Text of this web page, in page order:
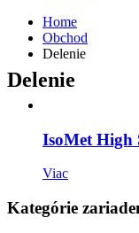
Home
Obchod
Delenie
Delenie
IsoMet High
Viac
Kategórie